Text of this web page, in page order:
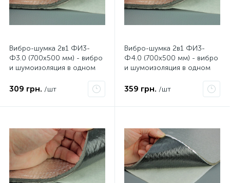
Вибро-шумка 2в1 ФИ3-
Ф3.0 (700х500 мм) - вибро
и шумоизоляция в одном
309 грн. /шт
Вибро-шумка 2в1 ФИ3-
Ф4.0 (700х500 мм) - вибро
и шумоизоляция в одном
359 грн. /шт